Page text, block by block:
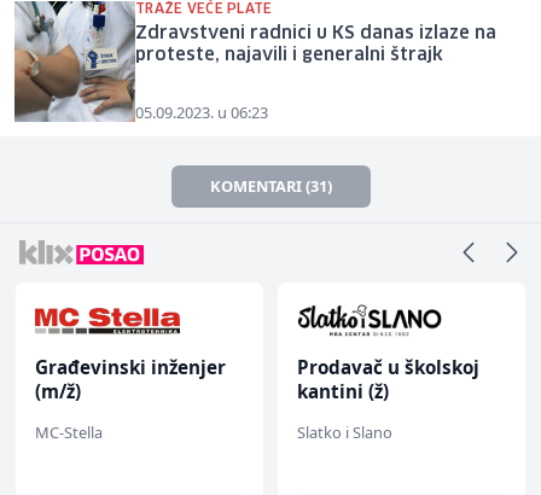
TRAŽE VEĆE PLATE
Zdravstveni radnici u KS danas izlaze na
proteste, najavili i generalni štrajk
05.09.2023. u 06:23
KOMENTARI (31)
Građevinski inženjer
(m/ž)
MC-Stella
Prodavač u školskoj
kantini (ž)
Slatko i Slano